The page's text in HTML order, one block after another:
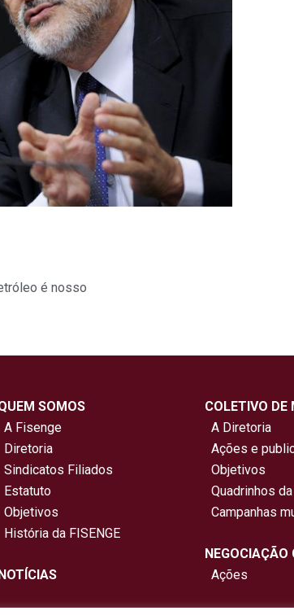
é nosso
SOMOS
A Fisenge
Diretoria
Sindicatos Filiados
Estatuto
Objetivos
História da FISENGE
COLETIVO DE
A Diretoria
Ações e
Objetivos
Quadrinhos
Campanhas
NEGOCIAÇÃO
Ações